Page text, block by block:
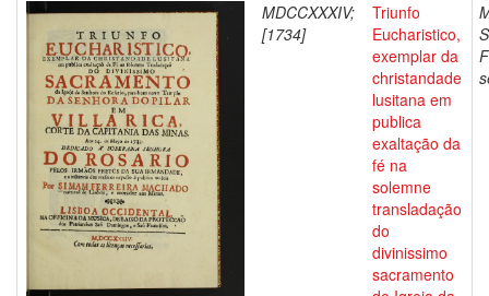
MDCCXXXIV;
[1734]
Triunfo
Eucharistico,
exemplar da
christandade
lusitana em
publica
exaltação da
fé na
solemne
transladação
do
divinissimo
sacramento